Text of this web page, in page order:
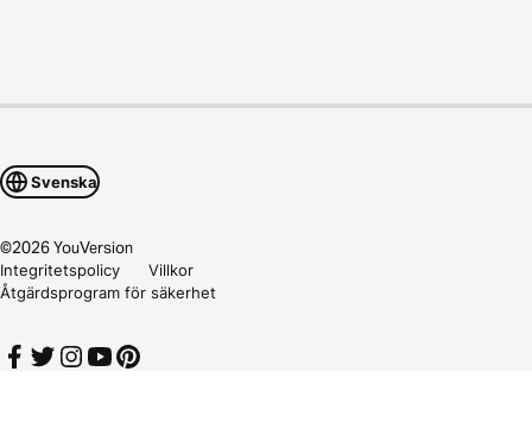
Svenska
©2026YouVersion
Integritetspolicy
Villkor
Åtgärdsprogram för säkerhet